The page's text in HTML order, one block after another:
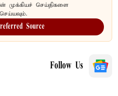
முக்கியச் செய்திகளை
Source
Follow Us